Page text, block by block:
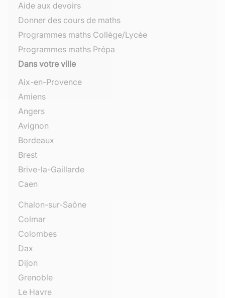
Aide aux devoirs
Donner des cours de maths
Programmes maths Collège/Lycée
Programmes maths Prépa
Dans votre ville
Aix-en-Provence
Amiens
Angers
Avignon
Bordeaux
Brest
Brive-la-Gaillarde
Caen
Chalon-sur-Saône
Colmar
Colombes
Dax
Dijon
Grenoble
Le Havre